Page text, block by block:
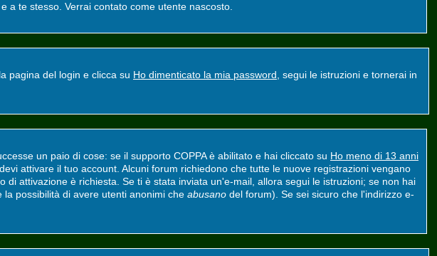
a te stesso. Verrai contato come utente nascosto.
pagina del login e clicca su Ho dimenticato la mia password , segui le istruzioni e tornerai in
un paio di cose: se il supporto COPPA è abilitato e hai cliccato su Ho meno di 13 anni
attivare il tuo account. Alcuni forum richiedono che tutte le nuove registrazioni vengano
attivazione è richiesta. Se ti è stata inviata un'e-mail, allora segui le istruzioni; se non hai
possibilità di avere utenti anonimi che abusano del forum). Se sei sicuro che l'indirizzo e-